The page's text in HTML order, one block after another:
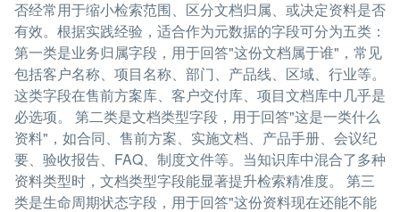
否经常用于缩小检索范围、区分文档归属、或决定资料是否
有效。根据实践经验，适合作为元数据的字段可分为五类：
第一类是业务归属字段，用于回答"这份文档属于谁"，常见
包括客户名称、项目名称、部门、产品线、区域、行业等。
这类字段在售前方案库、客户交付库、项目文档库中几乎是
必选项。 第二类是文档类型字段，用于回答"这是一类什么
资料"，如合同、售前方案、实施文档、产品手册、会议纪
要、验收报告、FAQ、制度文件等。当知识库中混合了多种
资料类型时，文档类型字段能显著提升检索精准度。 第三
类是生命周期状态字段，用于回答"这份资料现在还能不能